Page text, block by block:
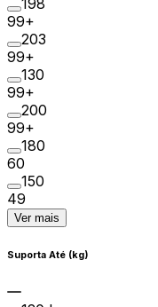
99+
203
99+
130
99+
200
99+
180
60
150
49
Ver mais
Suporta Até (kg)